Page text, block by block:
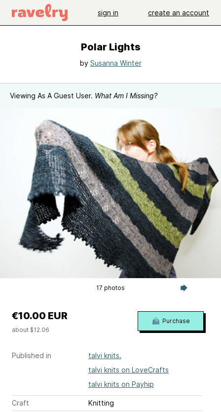
sign in create an account
Polar Lights
by Susanna Winter
Viewing As A Guest User. What Am I Missing?
17 photos
Published in
talvi knits.
talvi knits on LoveCrafts
talvi knits on Payhip
Craft
Knitting
€10.00 EUR
about $12.06
Purchase